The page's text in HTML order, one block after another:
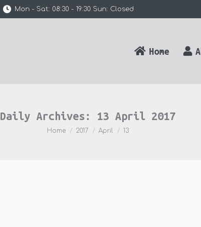
Mon - Sat: 08:30 - 19:30 Sun: Closed
Home
Daily Archives: 13 April 2017
You are here:
Home 2017 April 13